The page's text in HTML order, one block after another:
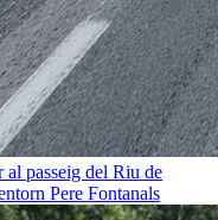
al passeig del Riu de
Pere Fontanals